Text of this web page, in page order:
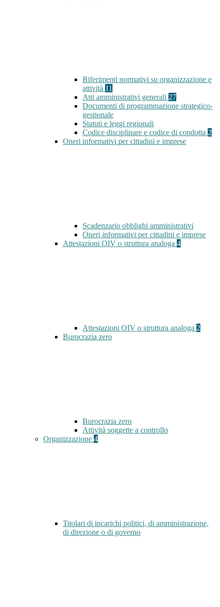
Riferimenti normativi su organizzazione e
attività 11
Atti amministrativi generali 27
Documenti di programmazione strategico-
gestionale
Statuti e leggi regionali
Codice disciplinare e codice di condotta 2
Oneri informativi per cittadini e imprese
Scadenzario obblighi amministrativi
Oneri informativi per cittadini e imprese
Attestazioni OIV o struttura analoga 4
Attestazioni OIV o struttura analoga 2
Burocrazia zero
Burocrazia zero
Attività soggette a controllo
Organizzazione 4
Titolari di incarichi politici, di amministrazione,
di direzione o di governo